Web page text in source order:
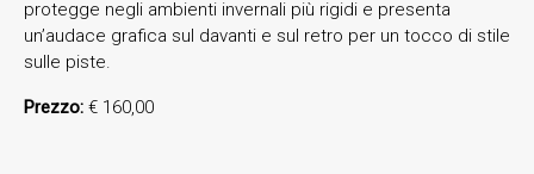
protegge negli ambienti invernali più rigidi e presenta
un’audace grafica sul davanti e sul retro per un tocco di stile
sulle piste.
Prezzo: € 160,00